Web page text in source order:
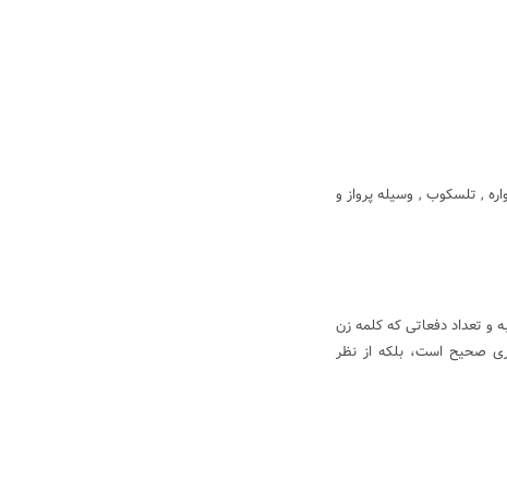
, تلسکوب , وسیله پرواز و
این است که تعداد دفعاتی که کلمه مرد در قرآن دیده می‌شود ۲۴ مرتبه و تعداد دفعاتی که کلمه زن
نظر دستوری صحیح است، بلکه از نظر